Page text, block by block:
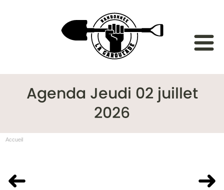
Agenda Jeudi 02 juillet
2026
Accueil
Juin 2026 Août 2026